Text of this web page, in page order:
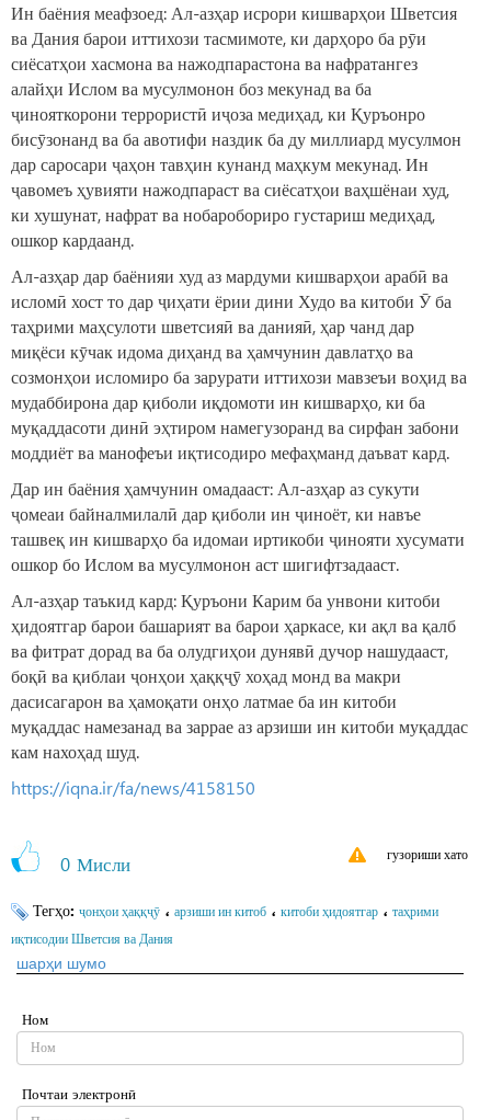
Ин баёния меафзоед: Ал-азҳар исрори кишварҳои Шветсия
ва Дания барои иттихози тасмимоте, ки дарҳоро ба рӯи
сиёсатҳои хасмона ва нажодпарастона ва нафратангез
алайҳи Ислом ва мусулмонон боз мекунад ва ба
ҷинояткорони террористӣ иҷоза медиҳад, ки Қуръонро
бисӯзонанд ва ба авотифи наздик ба ду миллиард мусулмон
дар саросари ҷаҳон тавҳин кунанд маҳкум мекунад. Ин
ҷавомеъ ҳувияти нажодпараст ва сиёсатҳои ваҳшёнаи худ,
ки хушунат, нафрат ва нобаробориро густариш медиҳад,
ошкор кардаанд.
Ал-азҳар дар баёнияи худ аз мардуми кишварҳои арабӣ ва
исломӣ хост то дар ҷиҳати ёрии дини Худо ва китоби Ӯ ба
таҳрими маҳсулоти шветсияӣ ва данияӣ, ҳар чанд дар
миқёси кӯчак идома диҳанд ва ҳамчунин давлатҳо ва
созмонҳои исломиро ба зарурати иттихози мавзеъи воҳид ва
мудаббирона дар қиболи иқдомоти ин кишварҳо, ки ба
муқаддасоти динӣ эҳтиром намегузоранд ва сирфан забони
моддиёт ва манофеъи иқтисодиро мефаҳманд даъват кард.
Дар ин баёния ҳамчунин омадааст: Ал-азҳар аз сукути
ҷомеаи байналмилалӣ дар қиболи ин ҷиноёт, ки навъе
ташвеқ ин кишварҳо ба идомаи иртикоби ҷинояти хусумати
ошкор бо Ислом ва мусулмонон аст шигифтзадааст.
Ал-азҳар таъкид кард: Қуръони Карим ба унвони китоби
ҳидоятгар барои башарият ва барои ҳаркасе, ки ақл ва қалб
ва фитрат дорад ва ба олудгиҳои дунявӣ дучор нашудааст,
боқӣ ва қиблаи ҷонҳои ҳаққҷӯ хоҳад монд ва макри
дасисагарон ва ҳамоқати онҳо латмае ба ин китоби
муқаддас намезанад ва заррае аз арзиши ин китоби муқаддас
кам нахоҳад шуд.
https://iqna.ir/fa/news/4158150
0 Мисли гузориши хато
Тегҳо: ҷонҳои ҳаққҷӯ ، арзиши ин китоб ، китоби ҳидоятгар ، таҳрими
иқтисодии Шветсия ва Дания
шарҳи шумо
Ном
Почтаи электронӣ